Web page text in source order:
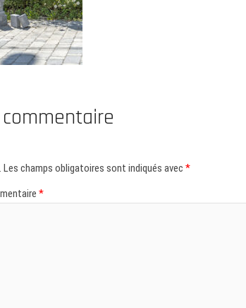
Les champs obligatoires sont indiqués avec *
*